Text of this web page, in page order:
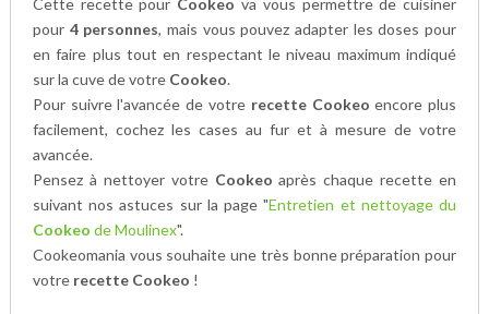
Cette recette pour Cookeo va vous permettre de cuisiner
pour 4 personnes, mais vous pouvez adapter les doses pour
en faire plus tout en respectant le niveau maximum indiqué
sur la cuve de votre Cookeo.
Pour suivre l'avancée de votre recette Cookeo encore plus
facilement, cochez les cases au fur et à mesure de votre
avancée.
Pensez à nettoyer votre Cookeo après chaque recette en
suivant nos astuces sur la page "Entretien et nettoyage du
Cookeo de Moulinex".
Cookeomania vous souhaite une très bonne préparation pour
votre recette Cookeo !